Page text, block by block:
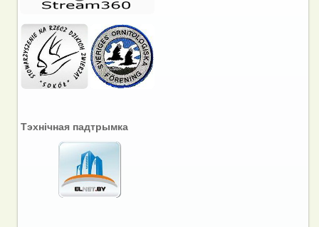
Тэхнічная падтрымка